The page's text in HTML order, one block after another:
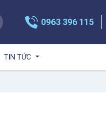
0963 396 115
TIN TỨC